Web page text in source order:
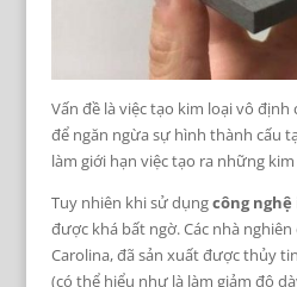
Vấn đề là việc tạo kim loại vô
để ngăn ngừa sự hình thành cấu
làm giới hạn việc tạo ra những
Tuy nhiên khi sử dụngcông nghệ
được khá bất ngờ. Các nhà
Carolina, đã sản xuất được thủy
(có thể hiểu như là làm giảm độ